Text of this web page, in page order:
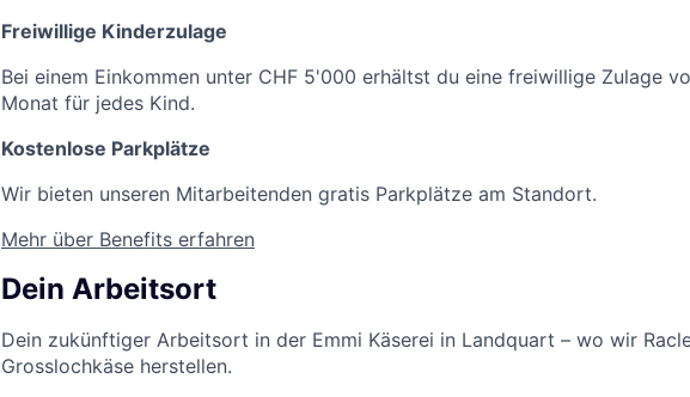
Freiwillige Kinderzulage
Bei einem Einkommen unter CHF 5'000 erhältst du eine freiwillige Zulage
Monat für jedes Kind.
Kostenlose Parkplätze
Wir bieten unseren Mitarbeitenden gratis Parkplätze am Standort.
Mehr über Benefits erfahren
Dein Arbeitsort
Dein zukünftiger Arbeitsort in der Emmi Käserei in Landquart – wo wir
Grosslochkäse herstellen.